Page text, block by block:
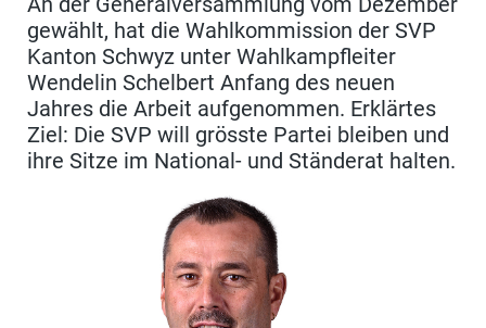
gewählt, hat die Wahlkommission der SVP
Kanton Schwyz unter Wahlkampfleiter
Wendelin Schelbert Anfang des neuen
Jahres die Arbeit aufgenommen. Erklärtes
Ziel: Die SVP will grösste Partei bleiben und
ihre Sitze im National- und Ständerat halten.